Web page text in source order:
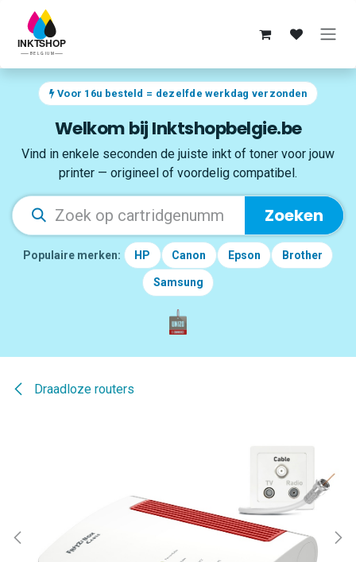
Overslaan naar inhoud
Voor 16u besteld = dezelfde werkdag verzonden
Welkom bij Inktshopbelgie.be
Vind in enkele seconden de juiste inkt of toner voor jouw
printer — origineel of voordelig compatibel.
Zoeken
Populaire merken: HP Canon Epson Brother
Samsung
Draadloze routers